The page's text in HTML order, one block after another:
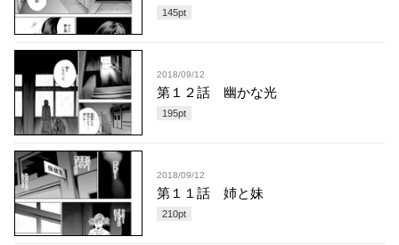
145pt
2018/09/12
第１２話 幽かな光
195pt
2018/09/12
第１１話 姉と妹
210pt